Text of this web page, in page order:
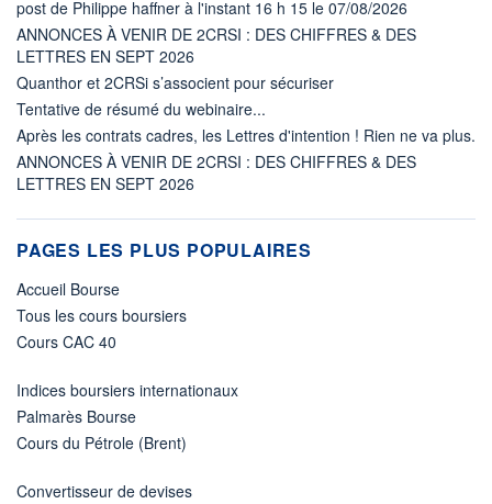
post de Philippe haffner à l'instant 16 h 15 le 07/08/2026
ANNONCES À VENIR DE 2CRSI : DES CHIFFRES & DES
LETTRES EN SEPT 2026
Quanthor et 2CRSi s’associent pour sécuriser
Tentative de résumé du webinaire...
Après les contrats cadres, les Lettres d'intention ! Rien ne va plus.
ANNONCES À VENIR DE 2CRSI : DES CHIFFRES & DES
LETTRES EN SEPT 2026
PAGES LES PLUS POPULAIRES
Accueil Bourse
Tous les cours boursiers
Cours CAC 40
Indices boursiers internationaux
Palmarès Bourse
Cours du Pétrole (Brent)
Convertisseur de devises